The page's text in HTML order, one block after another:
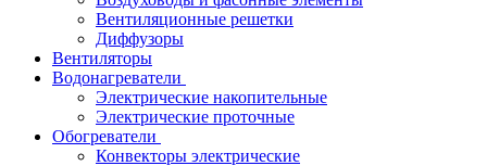
Вентиляционные решетки
Диффузоры
Вентиляторы
Водонагреватели
Электрические накопительные
Электрические проточные
Обогреватели
Конвекторы электрические